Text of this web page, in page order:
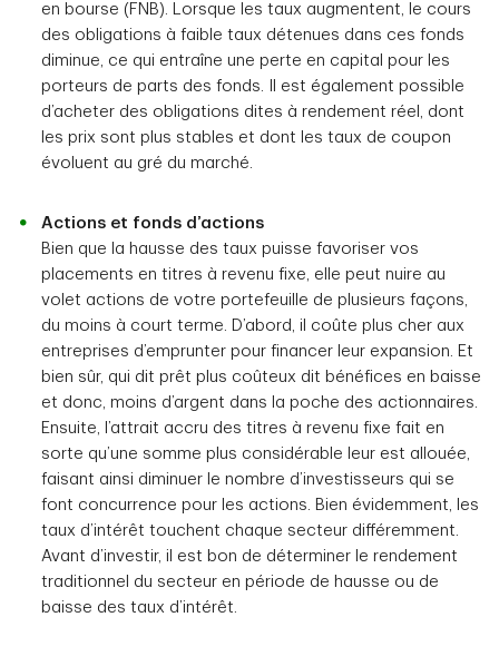
en bourse (FNB). Lorsque les taux augmentent, le cours
des obligations à faible taux détenues dans ces fonds
diminue, ce qui entraîne une perte en capital pour les
porteurs de parts des fonds. Il est également possible
d’acheter des obligations dites à rendement réel, dont
les prix sont plus stables et dont les taux de coupon
évoluent au gré du marché.
Actions et fonds d’actions
Bien que la hausse des taux puisse favoriser vos
placements en titres à revenu fixe, elle peut nuire au
volet actions de votre portefeuille de plusieurs façons,
du moins à court terme. D’abord, il coûte plus cher aux
entreprises d’emprunter pour financer leur expansion. Et
bien sûr, qui dit prêt plus coûteux dit bénéfices en baisse
et donc, moins d’argent dans la poche des actionnaires.
Ensuite, l’attrait accru des titres à revenu fixe fait en
sorte qu’une somme plus considérable leur est allouée,
faisant ainsi diminuer le nombre d’investisseurs qui se
font concurrence pour les actions. Bien évidemment, les
taux d’intérêt touchent chaque secteur différemment.
Avant d’investir, il est bon de déterminer le rendement
traditionnel du secteur en période de hausse ou de
baisse des taux d’intérêt.